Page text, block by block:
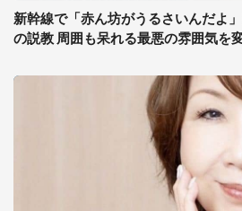
新幹線で「赤ん坊がうるさいんだよ
の説教 周囲も呆れる最悪の雰囲気を